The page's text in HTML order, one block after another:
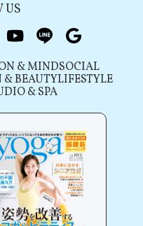
US
note youtubeline
& MINDSOCIAL
& BEAUTYLIFESTYLE
& SPA